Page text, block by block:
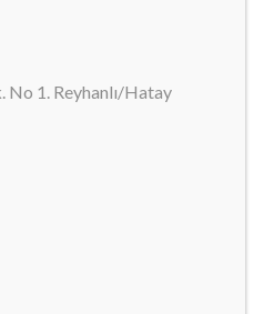
No 1. Reyhanlı/Hatay